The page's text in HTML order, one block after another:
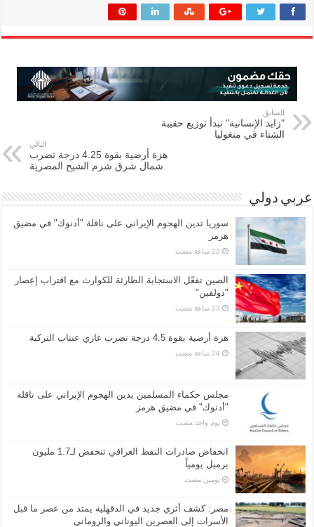
السابق
"زايد الإنسانية" تبدأ توزيع حقيبة
الشتاء في منغوليا
التالي
هزة أرضية بقوة 4.25 درجة تضرب
شمال شرق شرم الشيخ المصرية
عربي دولي
سوريا تدين الهجوم الإيراني على ناقلة "أدنوك" في مضيق
هرمز ‏
الصين تفعّل الاستجابة الطارئة للكوارث مع اقتراب إعصار
"دولفين"
هزة أرضية بقوة 4.5 درجة تضرب غازي عنتاب التركية
مجلس حكماء المسلمين يدين الهجوم الإيراني على ناقلة
"أدنوك" في مضيق هرمز
‏يوم واحد مضت
انخفاض صادرات النفط العراقي تنخفض لـ1.7 مليون
برميل يومياً
‏يومين مضت
مصر: كشف أثري جديد في الدقهلية يمتد من عصر ما قبل
الأسرات إلى العصرين اليوناني والروماني